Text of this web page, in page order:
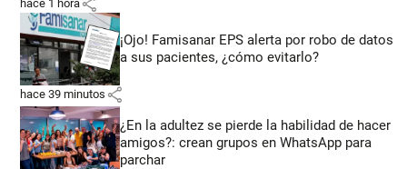
hace 1 hora
¡Ojo! Famisanar EPS alerta por robo de datos
a sus pacientes, ¿cómo evitarlo?
hace 39 minutos share
¿En la adultez se pierde la habilidad de hacer
amigos?: crean grupos en WhatsApp para
parchar